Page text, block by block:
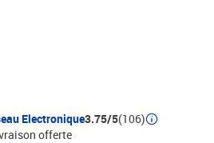
Electronique3.75/5(106)
offerte